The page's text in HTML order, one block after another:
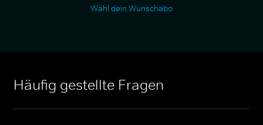
Wähl dein Wunschabo
Häufig gestellte Fragen